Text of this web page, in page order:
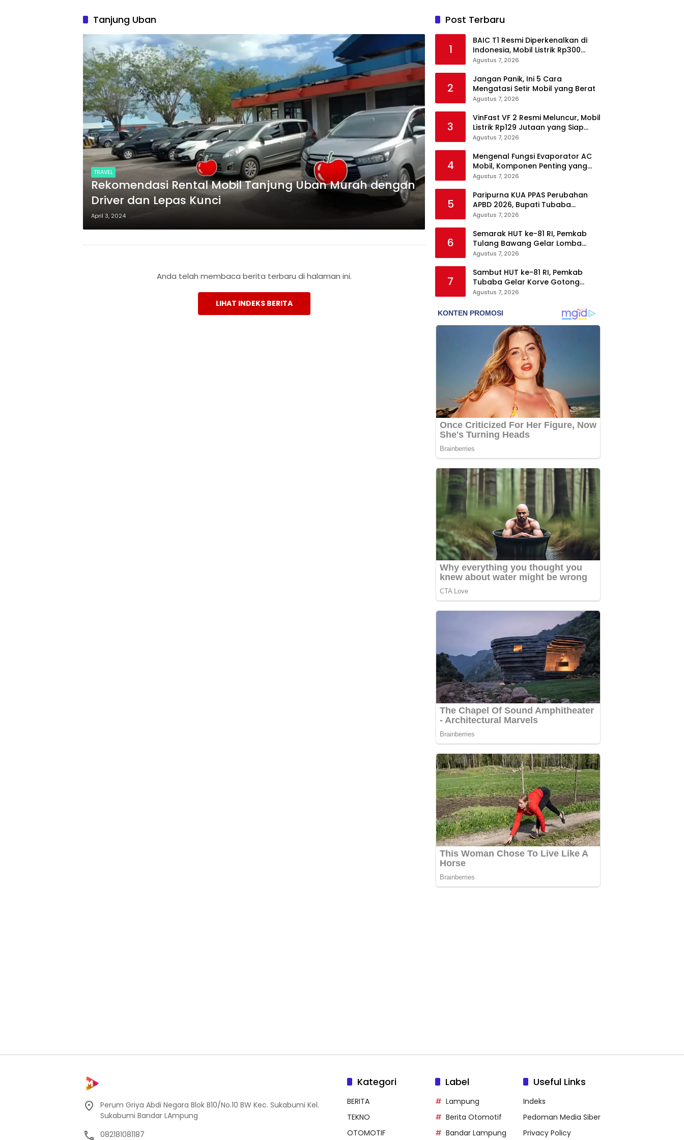
Tanjung Uban
TRAVEL
Rekomendasi Rental Mobil Tanjung Uban Murah dengan
Driver dan Lepas Kunci
April 3, 2024
Anda telah membaca berita terbaru di halaman ini.
LIHAT INDEKS BERITA
Post Terbaru
1
BAIC T1 Resmi Diperkenalkan di
Indonesia, Mobil Listrik Rp300
Jutaan Siap Ramaikan Pasar EV
Agustus 7, 2026
2
Jangan Panik, Ini 5 Cara
Mengatasi Setir Mobil yang Berat
Agustus 7, 2026
3
VinFast VF 2 Resmi Meluncur, Mobil
Listrik Rp129 Jutaan yang Siap
Jadi Alternatif Pengganti Motor
Agustus 7, 2026
4
Mengenal Fungsi Evaporator AC
Mobil, Komponen Penting yang
Sering Terlupakan
Agustus 7, 2026
5
Paripurna KUA PPAS Perubahan
APBD 2026, Bupati Tubaba
Targetkan Pendapatan Daerah
Agustus 7, 2026
6
Semarak HUT ke-81 RI, Pemkab
Tulang Bawang Gelar Lomba
Senam Udang Manis
Agustus 7, 2026
7
Sambut HUT ke-81 RI, Pemkab
Tubaba Gelar Korve Gotong
Royong dan Bersih-Bersih
Agustus 7, 2026
Perum Griya Abdi Negara Blok B10/No.10 BW Kec. Sukabumi Kel.
Sukabumi Bandar LAmpung
082181081187
Kategori
BERITA
TEKNO
OTOMOTIF
Label
Lampung
Berita Otomotif
Bandar Lampung
Useful Links
Indeks
Pedoman Media Siber
Privacy Policy